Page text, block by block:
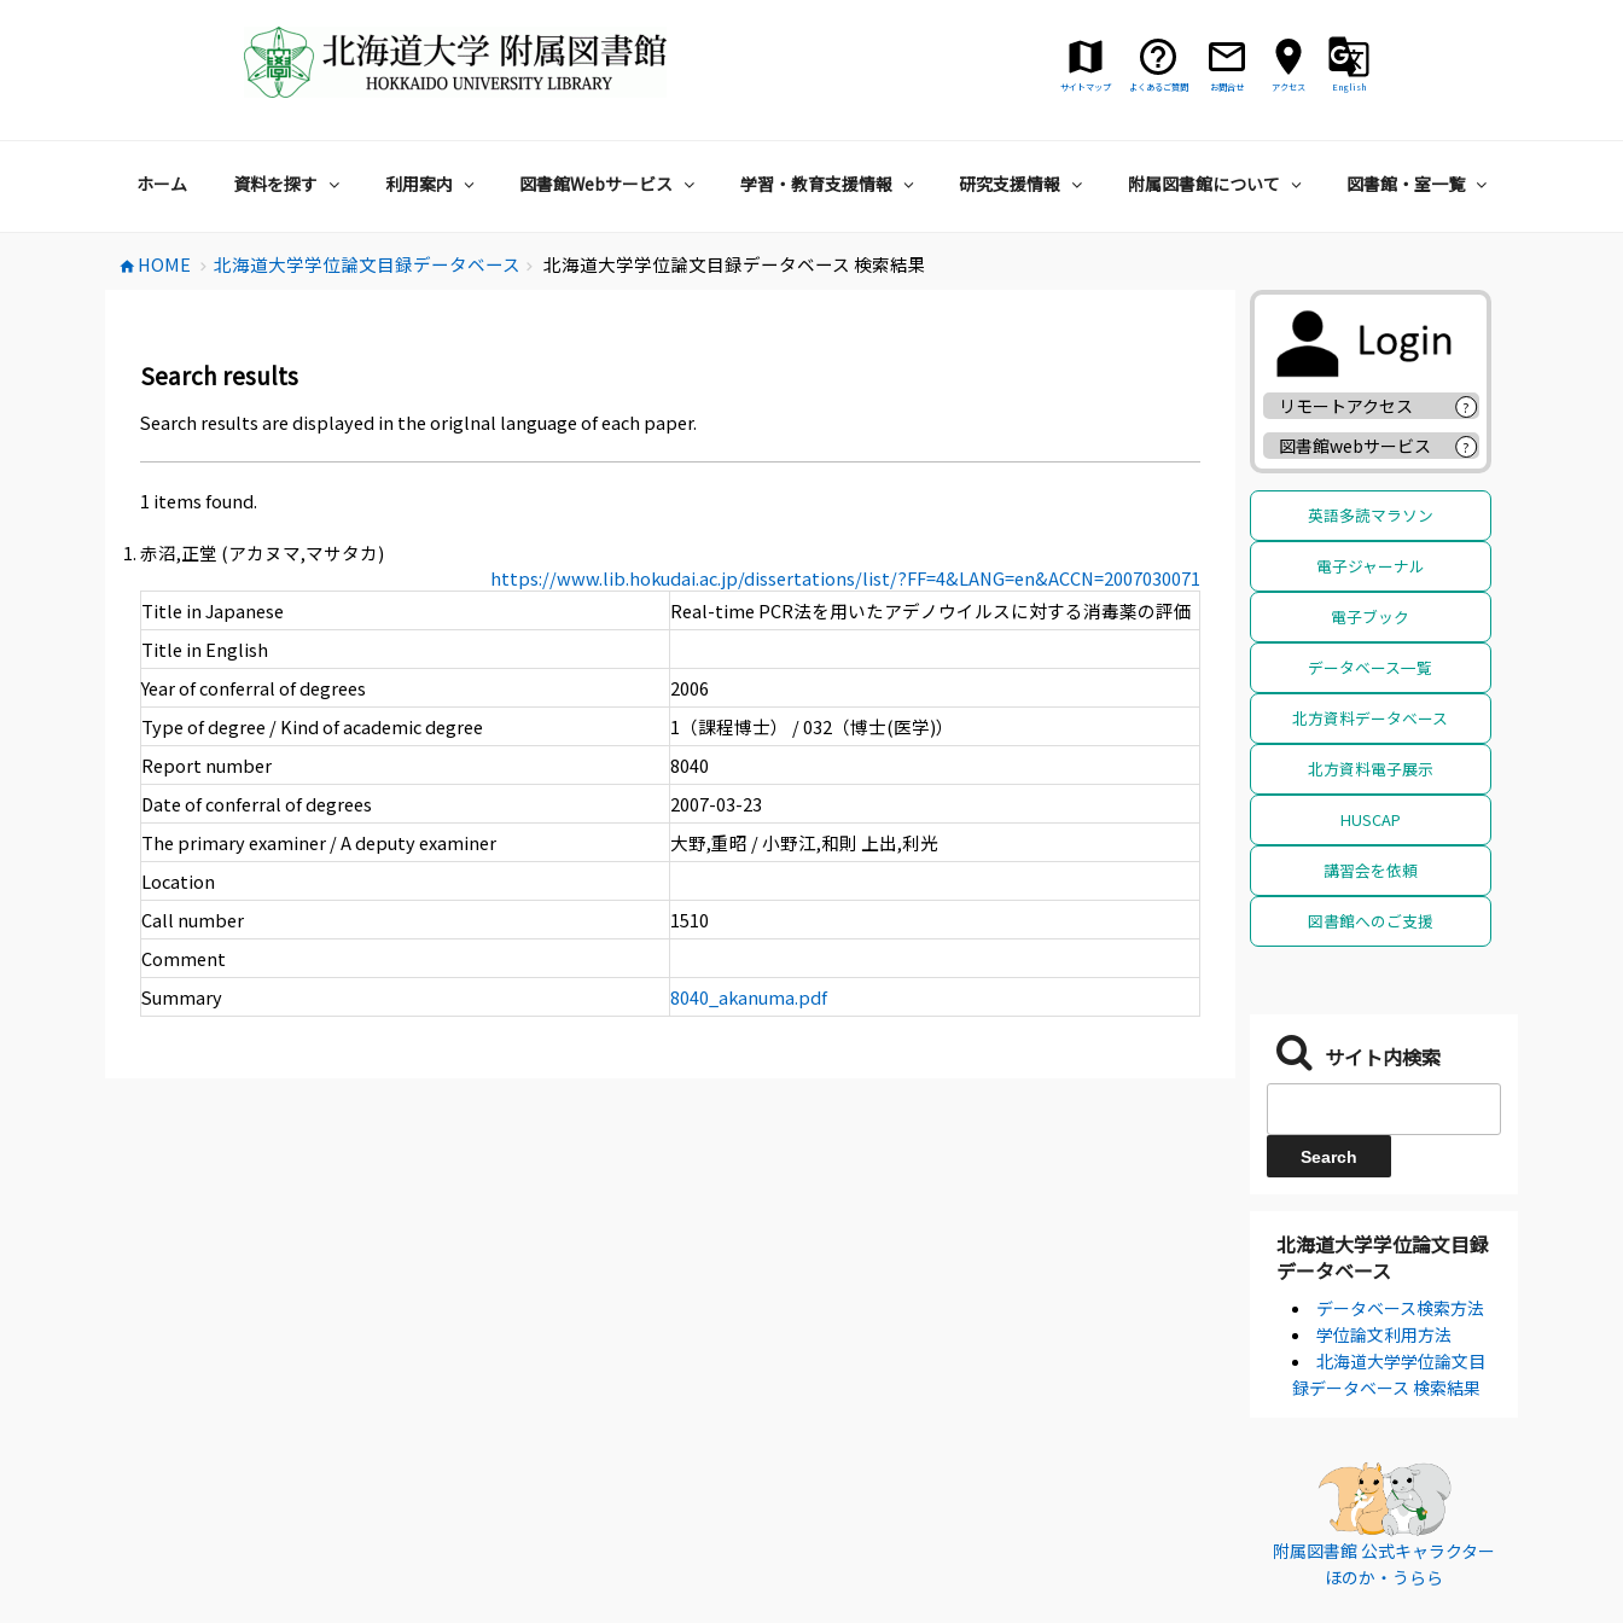
サイトマップ よくあるご質問 お問合せ アクセス English
ホーム 資料を探す 利用案内 図書館Webサービス 学習・教育支援情報 研究支援情報 附属図書館について 図書館・室一覧
home HOME chevron_right 北海道大学学位論文目録データベース chevron_right 北海道大学学位論文目録データベース 検索結果
Search results
Search results are displayed in the origlnal language of each paper.
1 items found.
赤沼,正堂 (アカヌマ,マサタカ)
https://www.lib.hokudai.ac.jp/dissertations/list/?FF=4&LANG=en&ACCN=2007030071
Title in Japanese
Real-time PCR法を用いたアデノウイルスに対する消毒薬の評価
Title in English
Year of conferral of degrees
2006
Type of degree / Kind of academic degree
1（課程博士） / 032（博士(医学)）
Report number
8040
Date of conferral of degrees
2007-03-23
The primary examiner / A deputy examiner
大野,重昭 / 小野江,和則 上出,利光
Location
Call number
1510
Comment
Summary
8040_akanuma.pdf
リモートアクセス ?
図書館webサービス ?
英語多読マラソン
電子ジャーナル
電子ブック
データベース一覧
北方資料データベース
北方資料電子展示
HUSCAP
講習会を依頼
図書館へのご支援
サイト内検索
北海道大学学位論文目録
データベース
データベース検索方法
学位論文利用方法
北海道大学学位論文目
録データベース 検索結果
附属図書館 公式キャラクター
ほのか・うらら